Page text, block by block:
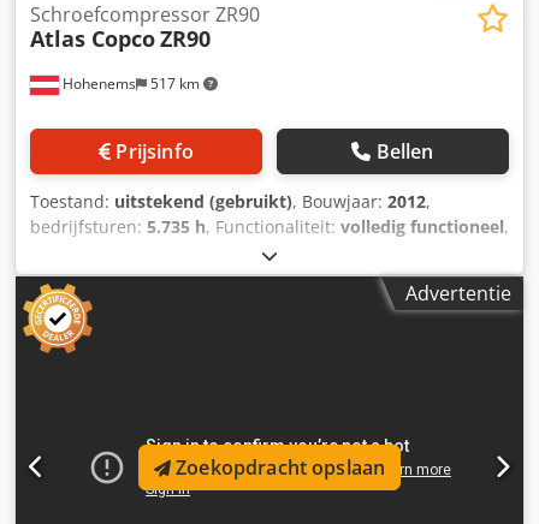
Hohenems 517 km
Schroefcompressor ZR90
Atlas CopcoZR90
Prijsinfo Bellen
Toestand: uitstekend (gebruikt), Bouwjaar: 2012,
bedrijfsturen: 5.735 h, Functionaliteit: volledig functioneel,
Olievrije schroefcompressor Atlas Copco ZR90 90 kW 7,50
bar 14 m³/min Bouwjaar: 2012 Draaiuren: 5735 Djdpfx
Aozqvvaed Neck
Advertentie
Zoekopdracht opslaan